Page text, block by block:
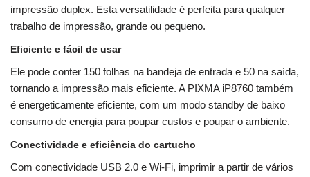
impressão duplex. Esta versatilidade é perfeita para qualquer
trabalho de impressão, grande ou pequeno.
Eficiente e fácil de usar
Ele pode conter 150 folhas na bandeja de entrada e 50 na saída,
tornando a impressão mais eficiente. A PIXMA iP8760 também
é energeticamente eficiente, com um modo standby de baixo
consumo de energia para poupar custos e poupar o ambiente.
Conectividade e eficiência do cartucho
Com conectividade USB 2.0 e Wi-Fi, imprimir a partir de vários